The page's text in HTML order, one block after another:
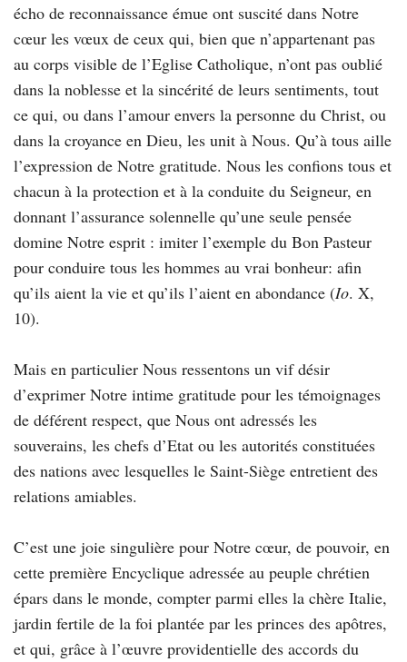
écho de reconnaissance émue ont suscité dans Notre
cœur les vœux de ceux qui, bien que n’appartenant pas
au corps visible de l’Eglise Catholique, n’ont pas oublié
dans la noblesse et la sincérité de leurs sentiments, tout
ce qui, ou dans l’amour envers la personne du Christ, ou
dans la croyance en Dieu, les unit à Nous. Qu’à tous aille
l’expression de Notre gratitude. Nous les confions tous et
chacun à la protection et à la conduite du Seigneur, en
donnant l’assurance solennelle qu’une seule pensée
domine Notre esprit : imiter l’exemple du Bon Pasteur
pour conduire tous les hommes au vrai bonheur: afin
qu’ils aient la vie et qu’ils l’aient en abondance (Io. X,
10).
Mais en particulier Nous ressentons un vif désir
d’exprimer Notre intime gratitude pour les témoignages
de déférent respect, que Nous ont adressés les
souverains, les chefs d’Etat ou les autorités constituées
des nations avec lesquelles le Saint-Siège entretient des
relations amiables.
C’est une joie singulière pour Notre cœur, de pouvoir, en
cette première Encyclique adressée au peuple chrétien
épars dans le monde, compter parmi elles la chère Italie,
jardin fertile de la foi plantée par les princes des apôtres,
et qui, grâce à l’œuvre providentielle des accords du